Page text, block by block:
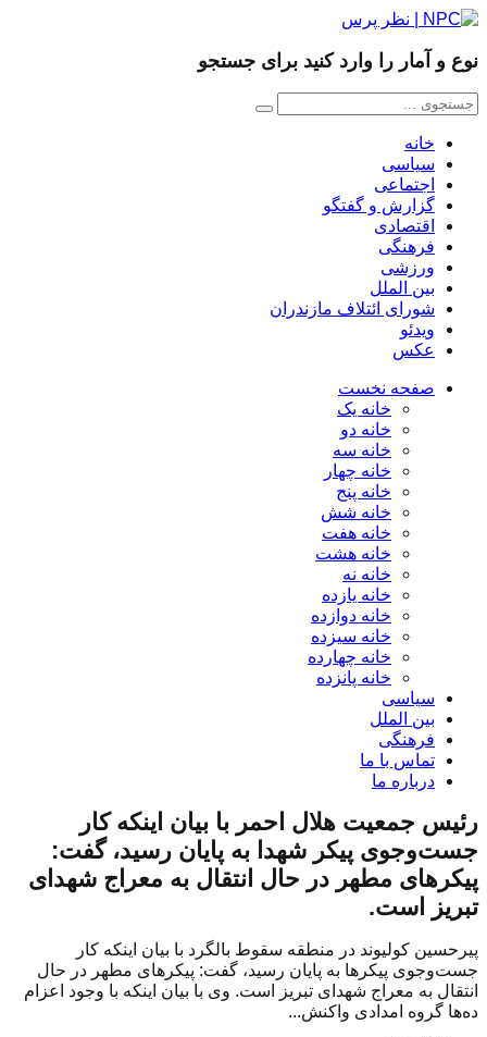
نوع و آمار را وارد کنید برای جستجو
خانه
سیاسی
اجتماعی
گزارش و گفتگو
اقتصادی
فرهنگی
ورزشی
بین الملل
شورای ائتلاف مازندران
ویدئو
عکس
صفحه نخست
خانه یک
خانه دو
خانه سه
خانه چهار
خانه پنج
خانه شش
خانه هفت
خانه هشت
خانه نه
خانه یازده
خانه دوازده
خانه سیزده
خانه چهارده
خانه پانزده
سیاسی
بین الملل
فرهنگی
تماس با ما
درباره ما
رئیس جمعیت هلال احمر ‌با بیان اینکه کار
جست‌وجوی پیکر شهدا به پایان رسید، گفت:
پیکرهای مطهر در حال انتقال به معراج شهدای
تبریز است.
پیرحسین کولیوند در منطقه سقوط بالگرد با بیان اینکه کار
جست‌و‌جوی پیکرها به پایان رسید، گفت: پیکرهای مطهر در حال
انتقال به معراج شهدای تبریز است. وی با بیان اینکه با وجود اعزام
ده‌ها گروه امدادی واکنش...